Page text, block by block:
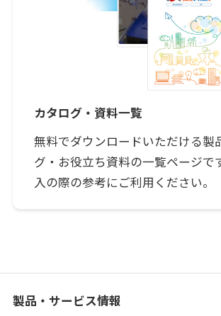
カタログ・資料一覧
無料でダウンロードいただける製
グ・お役立ち資料の一覧ページで
入の際の参考にご利用ください。
製品・サービス情報